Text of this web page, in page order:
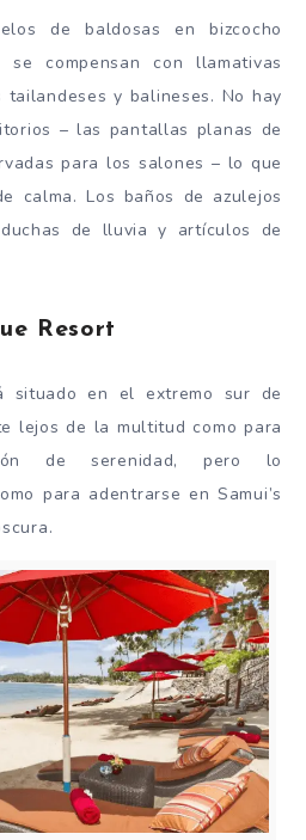
de baldosas en bizcocho
compensan con llamativas
y balineses. No hay
– las pantallas planas de
para los salones – lo que
calma. Los baños de azulejos
de lluvia y artículos de
Resort
situado en el extremo sur de
lejos de la multitud como para
de serenidad, pero lo
para adentrarse en Samui’s